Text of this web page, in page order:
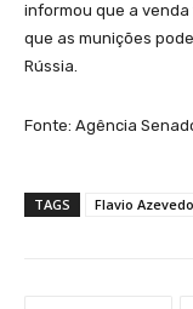
informou que a
que as munições
Rússia.
Fonte: Agência
TAGS Flavio Azevedo